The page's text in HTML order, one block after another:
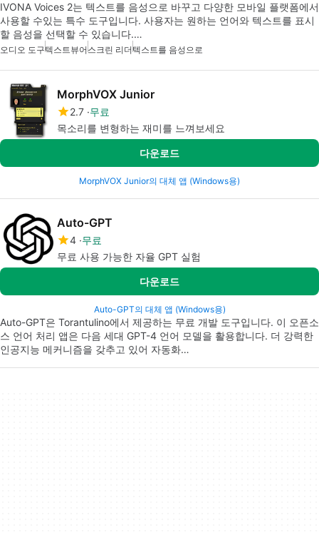
IVONA Voices 2는 텍스트를 음성으로 바꾸고 다양한 모바일 플랫폼에서
사용할 수있는 특수 도구입니다. 사용자는 원하는 언어와 텍스트를 표시
할 음성을 선택할 수 있습니다.…
오디오 도구텍스트뷰어스크린 리더텍스트를 음성으로
MorphVOX Junior
2.7 무료
목소리를 변형하는 재미를 느껴보세요
다운로드
MorphVOX Junior의 대체 앱 (Windows용)
Auto-GPT
4 무료
무료 사용 가능한 자율 GPT 실험
다운로드
Auto-GPT의 대체 앱 (Windows용)
Auto-GPT은 Torantulino에서 제공하는 무료 개발 도구입니다. 이 오픈소
스 언어 처리 앱은 다음 세대 GPT-4 언어 모델을 활용합니다. 더 강력한
인공지능 메커니즘을 갖추고 있어 자동화…